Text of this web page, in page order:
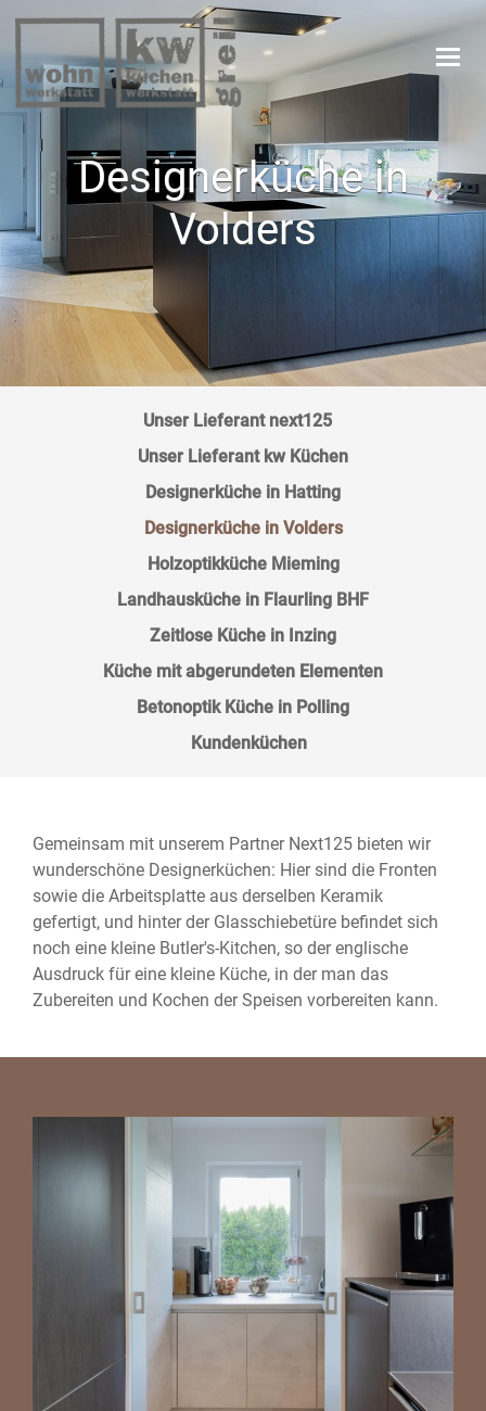
Designerküche in
Volders
Unser Lieferant next125
Unser Lieferant kw Küchen
Designerküche in Hatting
Designerküche in Volders
Holzoptikküche Mieming
Landhausküche in Flaurling BHF
Zeitlose Küche in Inzing
Küche mit abgerundeten Elementen
Betonoptik Küche in Polling
Kundenküchen
Gemeinsam mit unserem Partner Next125 bieten wir
wunderschöne Designerküchen: Hier sind die Fronten
sowie die Arbeitsplatte aus derselben Keramik
gefertigt, und hinter der Glasschiebetüre befindet sich
noch eine kleine Butler's-Kitchen, so der englische
Ausdruck für eine kleine Küche, in der man das
Zubereiten und Kochen der Speisen vorbereiten kann.